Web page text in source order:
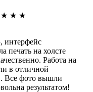
★ ★ ★
интерфейс
печать на холсте
Работа на
в отличной
Все фото вышли
результатом!